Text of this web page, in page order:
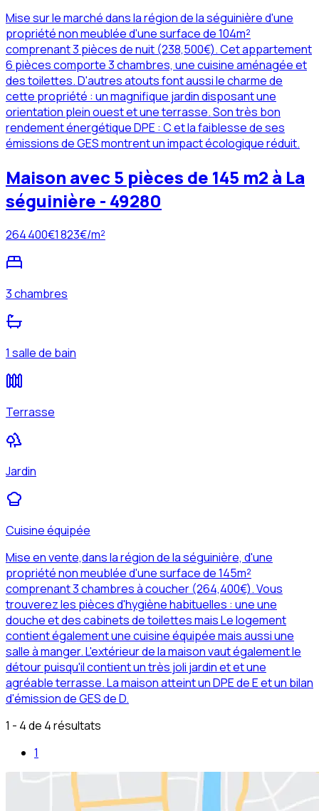
Mise sur le marché dans la région de la séguinière d'une
propriété non meublée d'une surface de 104m²
comprenant 3 pièces de nuit (238,500€). Cet appartement
6 pièces comporte 3 chambres, une cuisine aménagée et
des toilettes. D'autres atouts font aussi le charme de
cette propriété : un magnifique jardin disposant une
orientation plein ouest et une terrasse. Son très bon
rendement énergétique DPE : C et la faiblesse de ses
émissions de GES montrent un impact écologique réduit.
Maison avec 5 pièces de 145 m2 à La
séguinière - 49280
264 400€1 823€/m²
3 chambres
1 salle de bain
Terrasse
Jardin
Cuisine équipée
Mise en vente,dans la région de la séguinière, d'une
propriété non meublée d'une surface de 145m²
comprenant 3 chambres à coucher (264,400€). Vous
trouverez les pièces d'hygiène habituelles : une une
douche et des cabinets de toilettes mais Le logement
contient également une cuisine équipée mais aussi une
salle à manger. L'extérieur de la maison vaut également le
détour puisqu'il contient un très joli jardin et et une
agréable terrasse. La maison atteint un DPE de E et un bilan
d'émission de GES de D.
1 - 4 de 4 résultats
1